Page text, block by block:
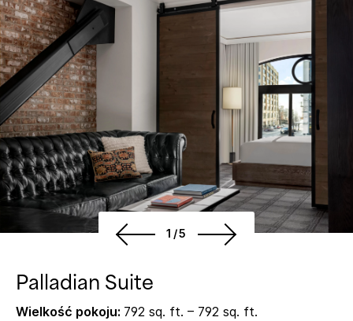
1/5
Palladian Suite
Wielkość pokoju: 792 sq. ft. – 792 sq. ft.